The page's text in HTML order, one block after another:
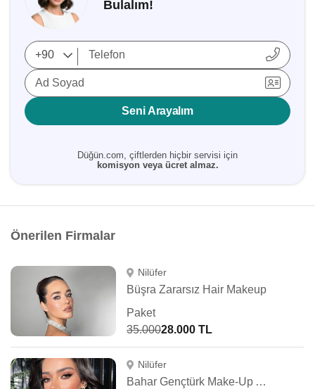
Bulalım!
Ad Soyad
Seni Arayalım
Düğün.com, çiftlerden hiçbir servisi için
komisyon veya ücret almaz.
Önerilen Firmalar
Nilüfer
Büşra Zararsız Hair Makeup
Paket
35.00028.000 TL
Nilüfer
Bahar Gençtürk Make-Up Artist